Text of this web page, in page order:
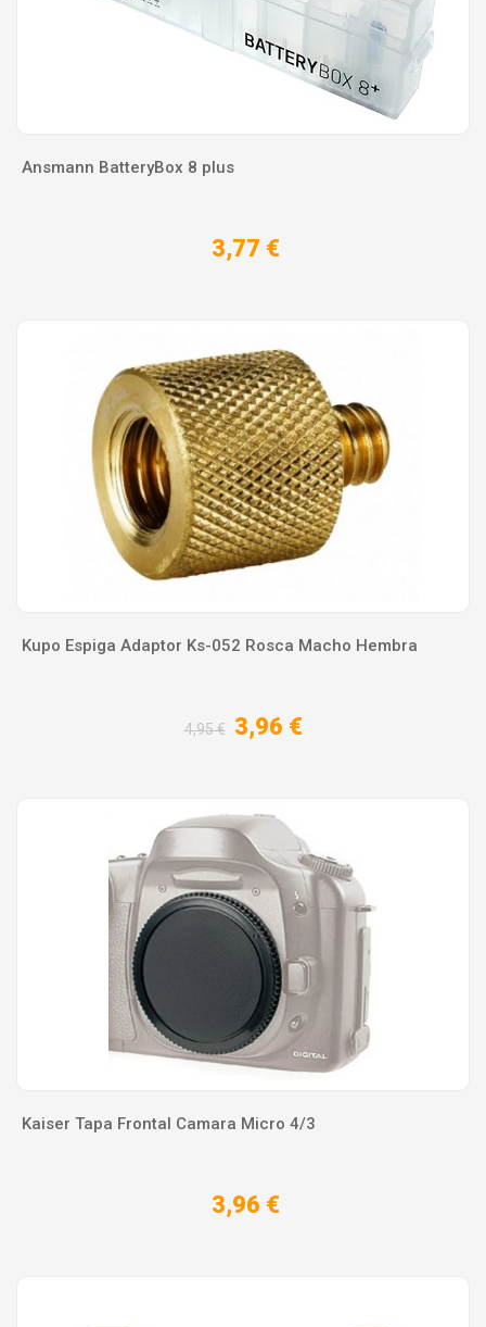
Ansmann BatteryBox 8 plus
3,77 €
Kupo Espiga Adaptor Ks-052 Rosca Macho Hembra
4,95 € 3,96 €
Kaiser Tapa Frontal Camara Micro 4/3
3,96 €